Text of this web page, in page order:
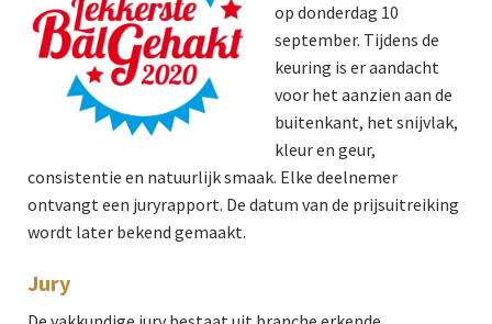
op donderdag 10
september. Tijdens de
keuring is er aandacht
voor het aanzien aan de
buitenkant, het snijvlak,
kleur en geur,
consistentie en natuurlijk smaak. Elke deelnemer
ontvangt een juryrapport. De datum van de prijsuitreiking
wordt later bekend gemaakt.
Jury